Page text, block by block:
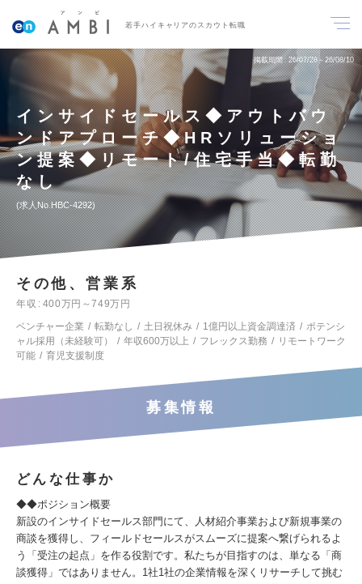
若手ハイキャリアのスカウト転職
掲載期間 26/07/28～26/08/10
インサイドセールス◆アウトバウ
ンドアプローチ◆HRソリューショ
ン提案◆リモート/住宅手当◆転勤
なし
求人No.HBC-4292
その他、営業系
年収
400万円～749万円
ベンチャー企業
転勤なし 土日祝休み 1億円以上資金調達済
ポテンシ
ャル採用（未経験可）
年収600万以上 フレックス勤務
リモートワーク
可能
育児支援制度
募集情報
どんな仕事か
◆◆ポジション概要
新設のインサイドセールス部門にて、人材紹介事業および新規事業の
商談を獲得し、フィールドセールスがスムーズに提案へ繋げられるよ
う「受注の起点」を作る役割です。私たちが目指すのは、単なる「商
談獲得」ではありません。1社1社の企業情報を深くリサーチして挑む